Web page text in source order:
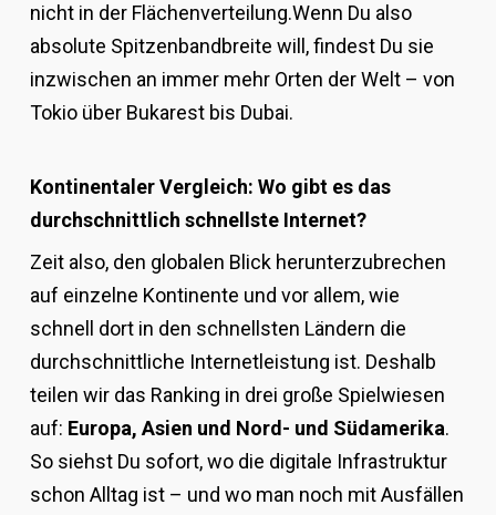
nicht in der Flächenverteilung.Wenn Du also
absolute Spitzenbandbreite will, findest Du sie
inzwischen an immer mehr Orten der Welt – von
Tokio über Bukarest bis Dubai.
Kontinentaler Vergleich: Wo gibt es das
durchschnittlich schnellste Internet?
Zeit also, den globalen Blick herunterzubrechen
auf einzelne Kontinente und vor allem, wie
schnell dort in den schnellsten Ländern die
durchschnittliche Internetleistung ist. Deshalb
teilen wir das Ranking in drei große Spielwiesen
auf: Europa, Asien und Nord- und Südamerika.
So siehst Du sofort, wo die digitale Infrastruktur
schon Alltag ist – und wo man noch mit Ausfällen